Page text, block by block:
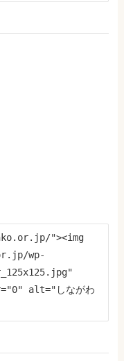
"><img
wp-
alt="しながわ